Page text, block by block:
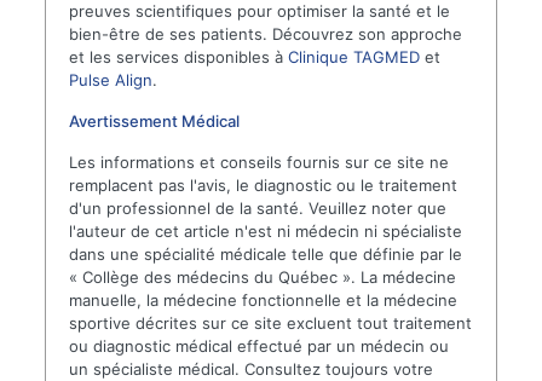
preuves scientifiques pour optimiser la santé et le
bien-être de ses patients. Découvrez son approche
et les services disponibles àClinique TAGMED et
Pulse Align.
Avertissement Médical
Les informations et conseils fournis sur ce site ne
remplacent pas l'avis, le diagnostic ou le traitement
d'un professionnel de la santé. Veuillez noter que
l'auteur de cet article n'est ni médecin ni spécialiste
dans une spécialité médicale telle que définie par le
« Collège des médecins du Québec ». La médecine
manuelle, la médecine fonctionnelle et la médecine
sportive décrites sur ce site excluent tout traitement
ou diagnostic médical effectué par un médecin ou
un spécialiste médical. Consultez toujours votre